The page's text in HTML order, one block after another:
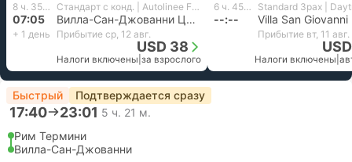
8 ч. 35 м. Стандарт с конд. | Autolinee Federico
07:05 Вилла-Сан-Джованни Центр
+ 1 день Прибытие ср, 12 авг.
USD 38
Налоги включены за взрослого
6 ч. 45 м.
--:--
Прибытие вт, 11 авг.
Налоги включены
Быстрый Подтверждается сразу
17:40 23:01 5 ч. 21 м.
Рим Термини
Вилла-Сан-Джованни